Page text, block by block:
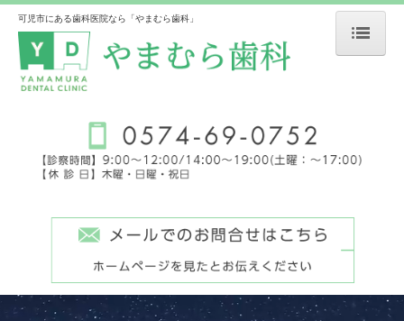
ホーム
一般歯科・小児歯科
矯正歯科
審美歯科・ホワイトニング
義歯・入れ歯
可児市にある歯科医院なら「やまむら歯科」